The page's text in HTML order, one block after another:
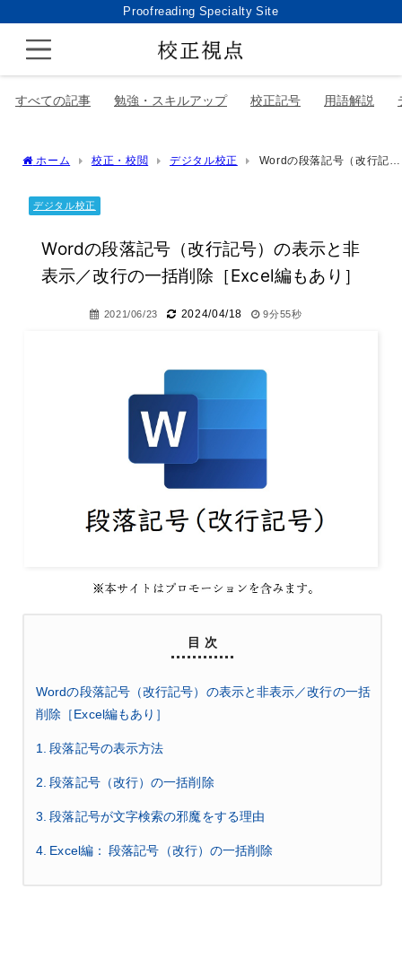
Proofreading Specialty Site
すべての記事 勉強・スキルアップ 校正記号 用語解説
ホーム 校正・校閲 デジタル校正
Wordの段落記号（改行記
デジタル校正
Wordの段落記号（改行記号）の表示と非
表示／改行の一括削除［Excel編もあり］
2021/06/23 2024/04/18 9分55秒
目 次
Wordの段落記号（改行記号）の表示と非表示／改行の一括
削除［Excel編もあり］
1. 段落記号の表示方法
2. 段落記号（改行）の一括削除
3. 段落記号が文字検索の邪魔をする理由
4. Excel編： 段落記号（改行）の一括削除